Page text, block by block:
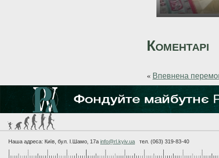
Коментарі
« Впевнена
Наша адреса: Київ, бул. I.Шамо, 17а info@rl.kyiv.ua тел. (063) 319-83-40